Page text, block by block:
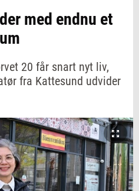
med endnu et
20 får snart nyt liv,
fra Kattesund udvider